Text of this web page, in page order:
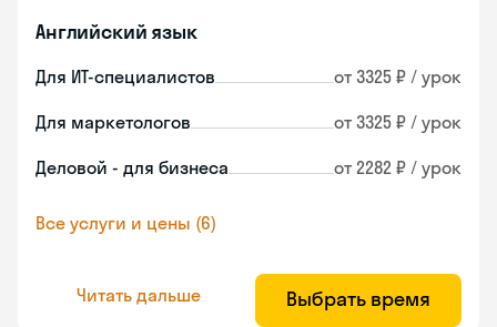
Английский язык
Для ИТ-специалистов от 3325 ₽ / урок
Для маркетологов от 3325 ₽ / урок
Деловой - для бизнеса от 2282 ₽ / урок
Все услуги и цены (6)
Читать дальше Выбрать время